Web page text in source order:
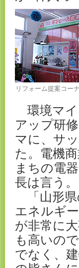
リフォーム提案コー
環境マイ
アップ研
マに、サ
た。電機
まちの電
長は言う。
「山形県
エネルギ
が非常に
も高いの
でなく、